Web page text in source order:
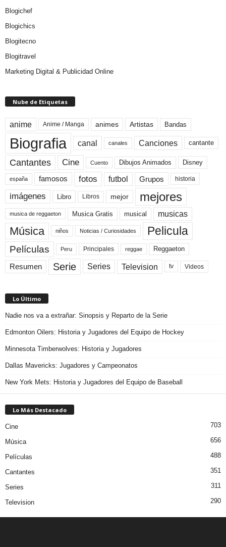
Blogichef
Blogichics
Blogitecno
Blogitravel
Marketing Digital & Publicidad Online
Nube de Etiquetas
anime Anime / Manga animes Artistas Bandas
Biografia canal canales Canciones cantante
Cantantes Cine Cuento Dibujos Animados Disney
españa famosos fotos futbol Grupos historia
imágenes Libro Libros mejor mejores
musica de reggaeton Musica Gratis musical musicas
Música niños Noticias / Curiosidades Pelicula
Películas Peru Principales reggae Reggaeton
Resumen Serie Series Television tv Videos
Lo Último
Nadie nos va a extrañar: Sinopsis y Reparto de la Serie
Edmonton Oilers: Historia y Jugadores del Equipo de Hockey
Minnesota Timberwolves: Historia y Jugadores
Dallas Mavericks: Jugadores y Campeonatos
New York Mets: Historia y Jugadores del Equipo de Baseball
Lo Más Destacado
Cine 703
Música 656
Películas 488
Cantantes 351
Series 311
Television 290